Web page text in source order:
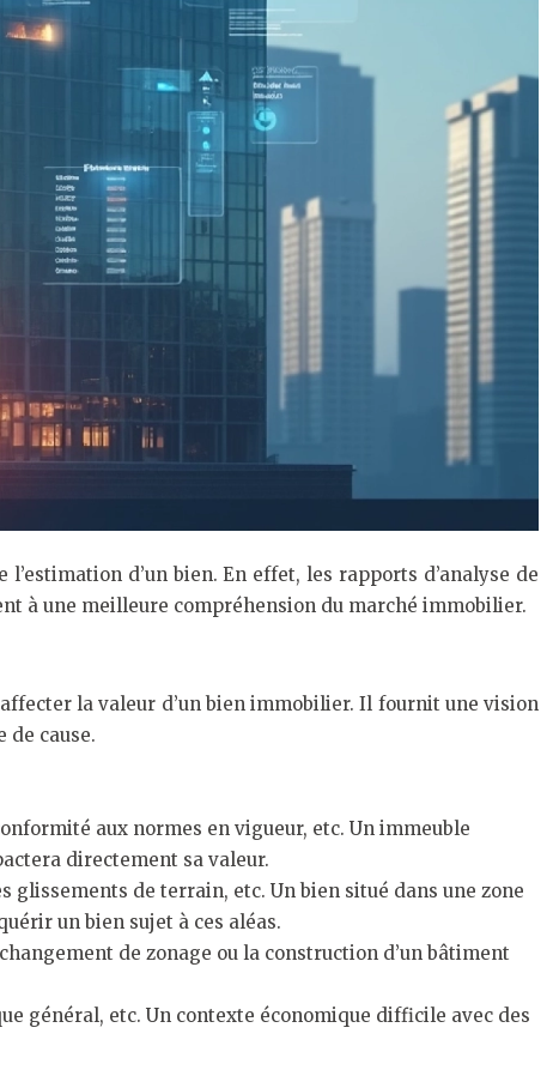
d’un bien. En effet, les rapports d’analyse de
à une meilleure compréhension du marché immobilier.
la valeur d’un bien immobilier. Il fournit une vision
de cause.
aux normes en vigueur, etc. Un immeuble
directement sa valeur.
glissements de terrain, etc. Un bien situé dans une zone
un bien sujet à ces aléas.
de zonage ou la construction d’un bâtiment
général, etc. Un contexte économique difficile avec des